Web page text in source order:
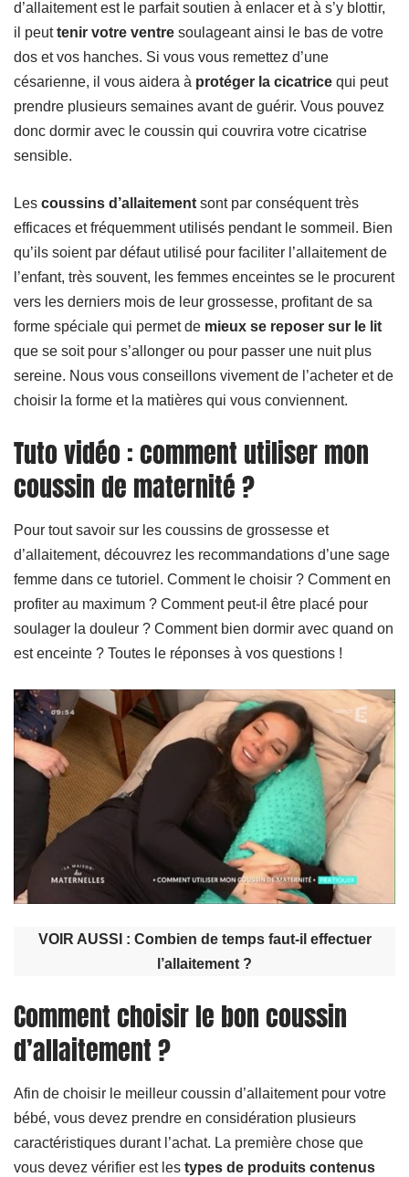
d’allaitement est le parfait soutien à enlacer et à s’y blottir,
il peuttenir votre ventre soulageant ainsi le bas de votre
dos et vos hanches. Si vous vous remettez d’une
césarienne, il vous aidera à protéger la cicatrice qui peut
prendre plusieurs semaines avant de guérir. Vous pouvez
donc dormir avec le coussin qui couvrira votre cicatrise
sensible.
Les coussins d’allaitement sont par conséquent très
efficaces et fréquemment utilisés pendant le sommeil. Bien
qu’ils soient par défaut utilisé pour faciliter l’allaitement de
l’enfant, très souvent, les femmes enceintes se le procurent
vers les derniers mois de leur grossesse, profitant de sa
forme spéciale qui permet de mieux se reposer sur le lit
que se soit pour s’allonger ou pour passer une nuit plus
sereine. Nous vous conseillons vivement de l’acheter et de
choisir la forme et la matières qui vous conviennent.
Tuto vidéo : comment utiliser mon
coussin de maternité ?
Pour tout savoir sur les coussins de grossesse et
d’allaitement, découvrez les recommandations d’une sage
femme dans ce tutoriel. Comment le choisir ? Comment en
profiter au maximum ? Comment peut-il être placé pour
soulager la douleur ? Comment bien dormir avec quand on
est enceinte ? Toutes le réponses à vos questions !
VOIR AUSSI : Combien de temps faut-il effectuer
l’allaitement ?
Comment choisir le bon coussin
d’allaitement ?
Afin de choisir le meilleur coussin d’allaitement pour votre
bébé, vous devez prendre en considération plusieurs
caractéristiques durant l’achat. La première chose que
vous devez vérifier est les types de produits contenus